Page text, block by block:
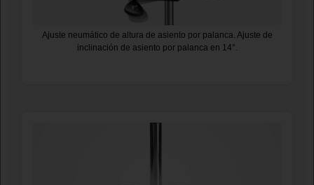
Ajuste neumático de altura de asiento por palanca. Ajuste de
inclinación de asiento por palanca en 14°.